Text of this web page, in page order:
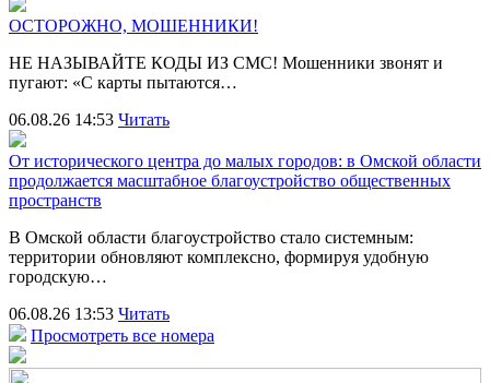
ОСТОРОЖНО, МОШЕННИКИ!
НЕ НАЗЫВАЙТЕ КОДЫ ИЗ СМС! Мошенники звонят и
пугают: «С карты пытаются…
06.08.26 14:53 Читать
От исторического центра до малых городов: в Омской области
продолжается масштабное благоустройство общественных
пространств
В Омской области благоустройство стало системным:
территории обновляют комплексно, формируя удобную
городскую…
06.08.26 13:53 Читать
Просмотреть все номера